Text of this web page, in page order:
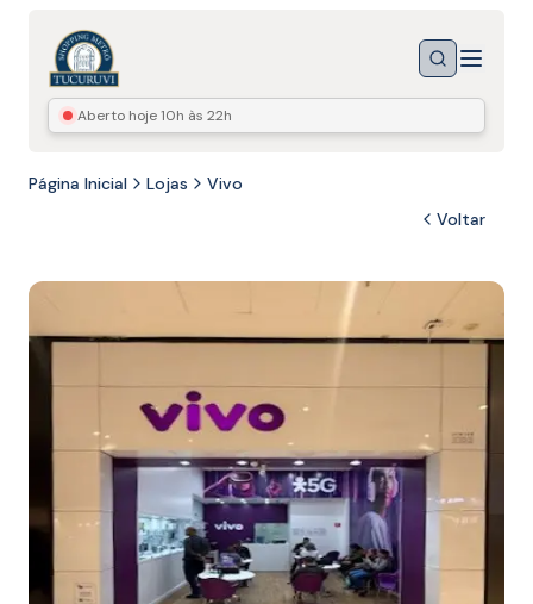
BuscarMenu
Aberto hoje10h às 22h
Página Inicial Lojas
Vivo
Voltar